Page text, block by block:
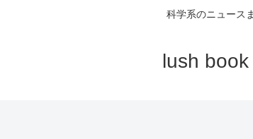
科学系のニュース
lush book